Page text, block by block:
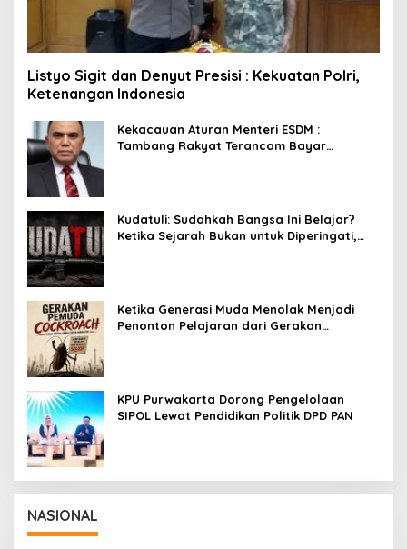
Listyo Sigit dan Denyut Presisi : Kekuatan Polri,
Ketenangan Indonesia
Kekacauan Aturan Menteri ESDM :
Tambang Rakyat Terancam Bayar
Kudatuli: Sudahkah Bangsa Ini Belajar?
Ketika Sejarah Bukan untuk Diperingati,
Ketika Generasi Muda Menolak Menjadi
Penonton Pelajaran dari Gerakan
KPU Purwakarta Dorong Pengelolaan
SIPOL Lewat Pendidikan Politik DPD PAN
NASIONAL